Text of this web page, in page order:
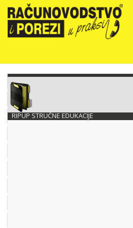
NOVOSTI
RIPUP NEWSLETTER
RIPUP STRUČNE EDUKACIJE